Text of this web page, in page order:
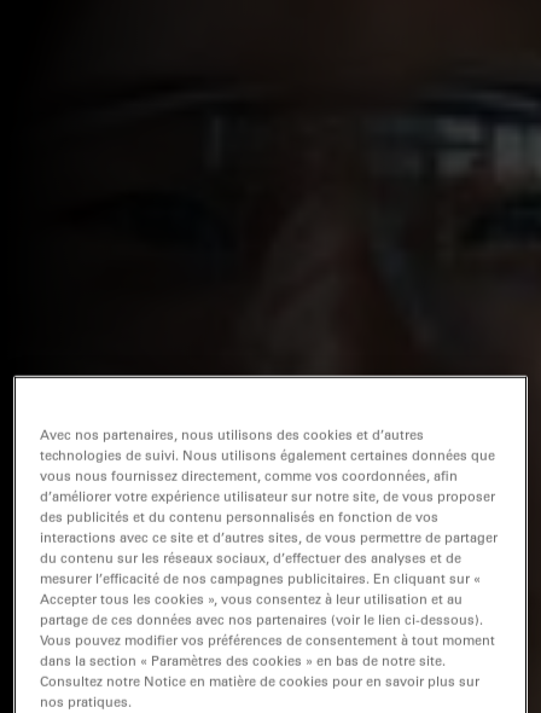
Avec nos partenaires, nous utilisons des cookies et d’autres
technologies de suivi. Nous utilisons également certaines données que
vous nous fournissez directement, comme vos coordonnées, afin
d’améliorer votre expérience utilisateur sur notre site, de vous proposer
des publicités et du contenu personnalisés en fonction de vos
interactions avec ce site et d’autres sites, de vous permettre de partager
du contenu sur les réseaux sociaux, d’effectuer des analyses et de
mesurer l’efficacité de nos campagnes publicitaires. En cliquant sur «
Accepter tous les cookies », vous consentez à leur utilisation et au
partage de ces données avec nos partenaires (voir le lien ci-dessous).
Vous pouvez modifier vos préférences de consentement à tout moment
dans la section « Paramètres des cookies » en bas de notre site.
Consultez notre Notice en matière de cookies pour en savoir plus sur
nos pratiques.